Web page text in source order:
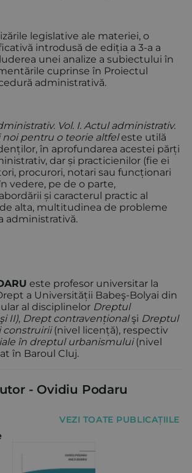
legislative ale materiei, o
introdusă de ediția a 3-a a
unei analize a subiectului în
cuprinse în Proiectul
administrativă.
Vol. I. Actul administrativ.
noi pentru o teorie altfeleste utilă
în aprofundarea acestei părți
dar și practicienilor (fie ei
procurori, notari sau funcționari
vedere, pe de o parte,
și caracterul practic al
de alta, multitudinea de probleme
administrativă.
este profesor universitar la
a Universității Babeş-Bolyai din
al disciplinelor Dreptul
II), Drept contravenționalşi Dreptul
construirii(nivel licență), respectiv
în dreptul urbanismului(nivel
în Baroul Cluj.
- Ovidiu Podaru
VEZI TOATE PUBLICAȚIILE